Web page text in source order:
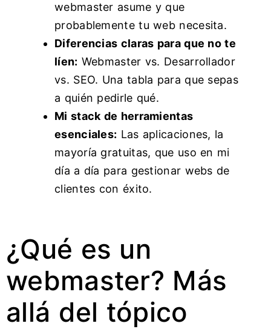
webmaster asume y que
probablemente tu web necesita.
Diferencias claras para que no te
líen: Webmaster vs. Desarrollador
vs. SEO. Una tabla para que sepas
a quién pedirle qué.
Mi stack de herramientas
esenciales: Las aplicaciones, la
mayoría gratuitas, que uso en mi
día a día para gestionar webs de
clientes con éxito.
¿Qué es un
webmaster? Más
allá del tópico